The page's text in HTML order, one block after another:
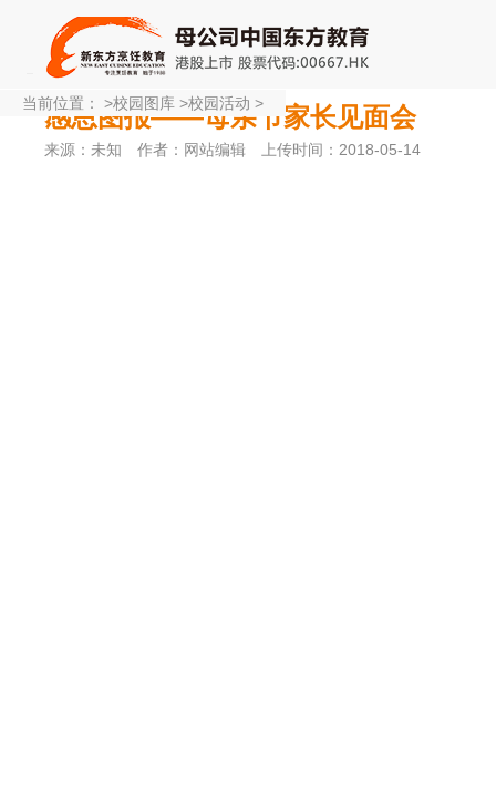
感恩图报——母亲节家长见面会
来源：未知 作者：网站编辑 上传时间：2018-05-14
当前位置： >校园图库 >校园活动 >